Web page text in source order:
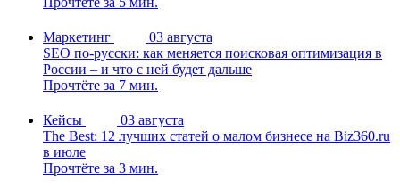
Маркетинг
03 августа
SEO по-русски: как меняется поисковая оптимизация в
России – и что с ней будет дальше
Прочтёте за 7 мин.
Кейсы
03 августа
The Best: 12 лучших статей о малом бизнесе на Biz360.ru
в июле
Прочтёте за 3 мин.